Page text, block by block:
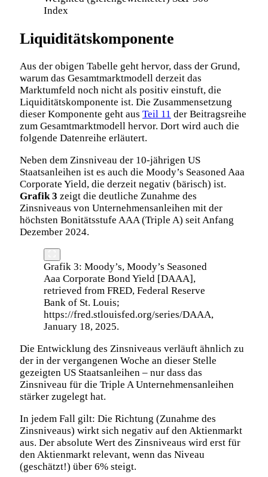
Index
Liquiditätskomponente
Aus der obigen Tabelle geht hervor, dass der Grund,
warum das Gesamtmarktmodell derzeit das
Marktumfeld noch nicht als positiv einstuft, die
Liquiditätskomponente ist. Die Zusammensetzung
dieser Komponente geht aus Teil 11 der Beitragsreihe
zum Gesamtmarktmodell hervor. Dort wird auch die
folgende Datenreihe erläutert.
Neben dem Zinsniveau der 10-jährigen US
Staatsanleihen ist es auch die Moody’s Seasoned Aaa
Corporate Yield, die derzeit negativ (bärisch) ist.
Grafik 3 zeigt die deutliche Zunahme des
Zinsniveaus von Unternehmensanleihen mit der
höchsten Bonitätsstufe AAA (Triple A) seit Anfang
Dezember 2024.
Grafik 3: Moody’s, Moody’s Seasoned
Aaa Corporate Bond Yield [DAAA],
retrieved from FRED, Federal Reserve
Bank of St. Louis;
https://fred.stlouisfed.org/series/DAAA,
January 18, 2025.
Die Entwicklung des Zinsniveaus verläuft ähnlich zu
der in der vergangenen Woche an dieser Stelle
gezeigten US Staatsanleihen – nur dass das
Zinsniveau für die Triple A Unternehmensanleihen
stärker zugelegt hat.
In jedem Fall gilt: Die Richtung (Zunahme des
Zinsniveaus) wirkt sich negativ auf den Aktienmarkt
aus. Der absolute Wert des Zinsniveaus wird erst für
den Aktienmarkt relevant, wenn das Niveau
(geschätzt!) über 6% steigt.